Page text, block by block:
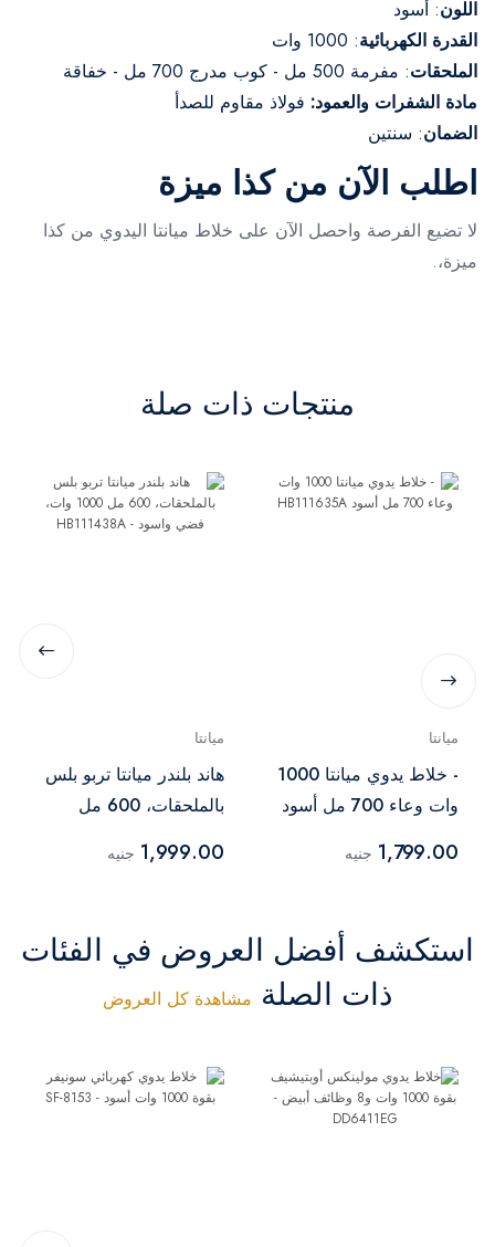
اللون: أسود
القدرة الكهربائية: 1000 وات
الملحقات: مفرمة 500 مل - كوب مدرج 700 مل - خفاقة
مادة الشفرات والعمود: فولاذ مقاوم للصدأ
الضمان: سنتين
اطلب الآن من كذا ميزة
لا تضيع الفرصة واحصل الآن على خلاط ميانتا اليدوي من كذا
ميزة،.
منتجات ذات صلة
ميانتا
- خلاط يدوي ميانتا 1000
وات وعاء 700 مل أسود
1,799.00 جنيه
ميانتا
هاند بلندر ميانتا تربو بلس
بالملحقات، 600 مل
HB111438A
1,999.00 جنيه
استكشف أفضل العروض في الفئات
ذات الصلة مشاهدة كل العروض